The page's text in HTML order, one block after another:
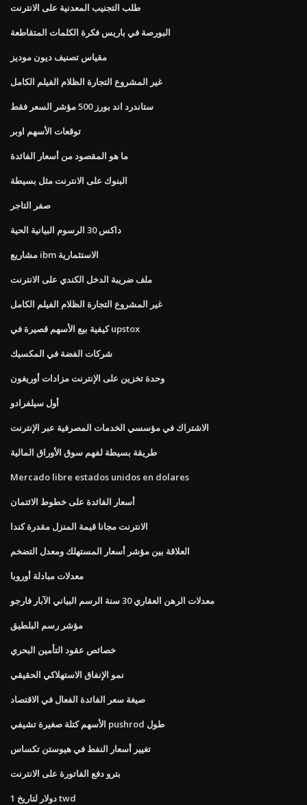
طلب التجنيب المعدنية على الانترنت
البورصة في باريس فكرة الكلمات المتقاطعة
مقياس تصنيف ديون موديز
غير المشروع التجارة الظلام الفيلم الكامل
ستاندرد اند بورز 500 مؤشر السعر فقط
توقعات الأسهم اوبر
ما هو المقصود من أسعار الفائدة
البنوك على الانترنت مثل بسيطة
صفر التاجر
داكس 30 الرسوم البيانية الحية
مشاريع ibm الاستثمارية
ملف ضريبة الدخل الكندي على الانترنت
غير المشروع التجارة الظلام الفيلم الكامل
كيفية بيع الأسهم قصيرة في upstox
شركات الفضة في المكسيك
وحدة تخزين على الإنترنت مزادات أوريغون
أول سيلفرادو
الاشتراك في مؤسسي الخدمات المصرفية عبر الإنترنت
طريقة بسيطة لفهم سوق الأوراق المالية
Mercado libre estados unidos en dolares
أسعار الفائدة على خطوط الائتمان
الانترنت مجانا قيمة المنزل مقدرة كندا
العلاقة بين مؤشر أسعار المستهلك ومعدل التضخم
معدلات مبادلة أوروبا
معدلات الرهن العقاري 30 سنة الرسم البياني الآبار فارجو
مؤشر رسم البلطيق
خصائص عقود التأمين البحري
نمو الإنفاق الاستهلاكي الحقيقي
صيغة سعر الفائدة الفعال في الاقتصاد
الأسهم كتلة صغيرة تشيفي pushrod طول
تغيير أسعار النفط في هيوستن تكساس
بترو دفع الفاتورة على الانترنت
1 دولار لتاريخ twd